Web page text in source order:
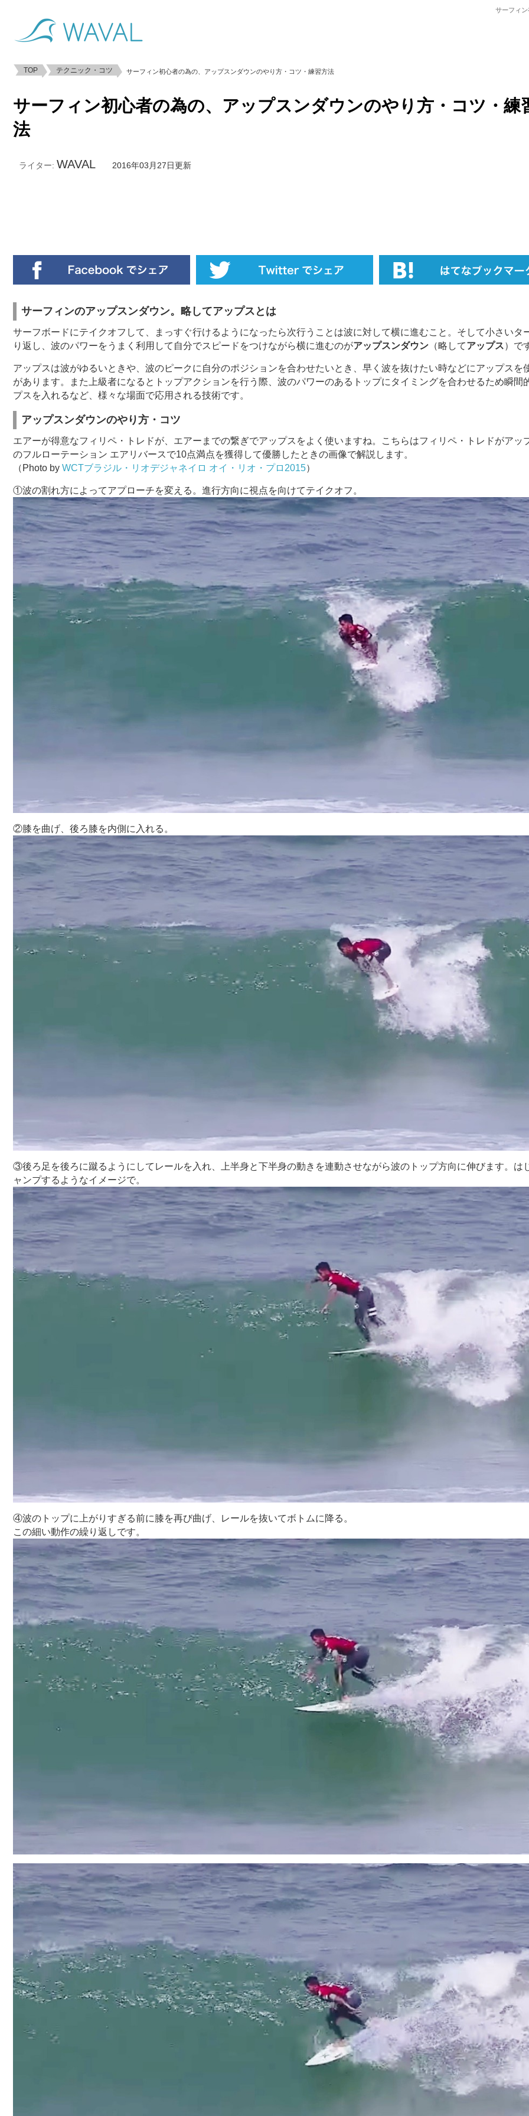
サーフィ
TOP テクニック・コツ サーフィン初心者の為の、アップスンダウンのやり方・コツ・練習方法
サーフィン初心者の為の、アップスンダウンのやり方・コツ・練
法
ライター: WAVAL 2016年03月27日更新
サーフィンのアップスンダウン。略してアップスとは
サーフボードにテイクオフして、まっすぐ行けるようになったら次行うことは波に対して横に進むこと。そして小さいタ
り返し、波のパワーをうまく利用して自分でスピードをつけながら横に進むのがアップスンダウン（略してアップス）で
アップスは波がゆるいときや、波のピークに自分のポジションを合わせたいとき、早く波を抜けたい時などにアップスを
があります。また上級者になるとトップアクションを行う際、波のパワーのあるトップにタイミングを合わせるため瞬間
プスを入れるなど、様々な場面で応用される技術です。
アップスンダウンのやり方・コツ
エアーが得意なフィリペ・トレドが、エアーまでの繋ぎでアップスをよく使いますね。こちらはフィリペ・トレドがアッ
のフルローテーション エアリバースで10点満点を獲得して優勝したときの画像で解説します。
（Photo by WCTブラジル・リオデジャネイロ オイ・リオ・プロ2015）
①波の割れ方によってアプローチを変える。進行方向に視点を向けてテイクオフ。
②膝を曲げ、後ろ膝を内側に入れる。
③後ろ足を後ろに蹴るようにしてレールを入れ、上半身と下半身の動きを連動させながら波のトップ方向に伸びます。は
ャンプするようなイメージで。
④波のトップに上がりすぎる前に膝を再び曲げ、レールを抜いてボトムに降る。
この細い動作の繰り返しです。